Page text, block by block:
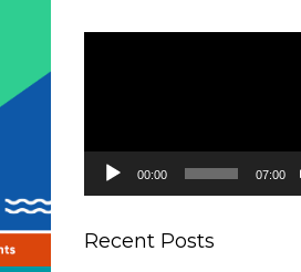
y
00:00 07:00
Recent Posts